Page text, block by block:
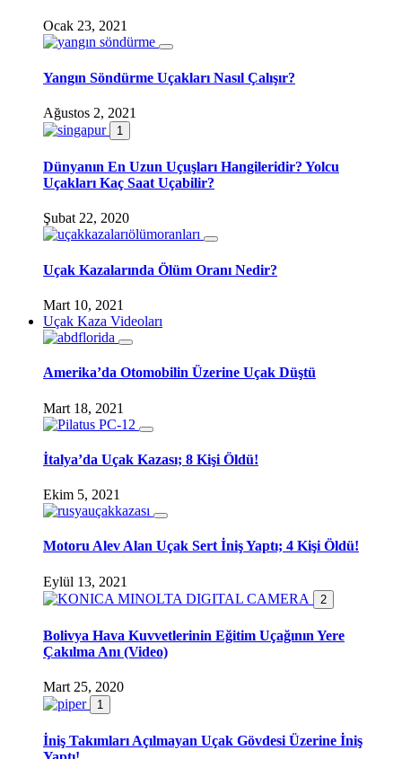
Ocak 23, 2021
Yangın Söndürme Uçakları Nasıl Çalışır?
Ağustos 2, 2021
1
Dünyanın En Uzun Uçuşları Hangileridir? Yolcu
Uçakları Kaç Saat Uçabilir?
Şubat 22, 2020
Uçak Kazalarında Ölüm Oranı Nedir?
Mart 10, 2021
Uçak Kaza Videoları
Amerika’da Otomobilin Üzerine Uçak Düştü
Mart 18, 2021
İtalya’da Uçak Kazası; 8 Kişi Öldü!
Ekim 5, 2021
Motoru Alev Alan Uçak Sert İniş Yaptı; 4 Kişi Öldü!
Eylül 13, 2021
2
Bolivya Hava Kuvvetlerinin Eğitim Uçağının Yere
Çakılma Anı (Video)
Mart 25, 2020
1
İniş Takımları Açılmayan Uçak Gövdesi Üzerine İniş